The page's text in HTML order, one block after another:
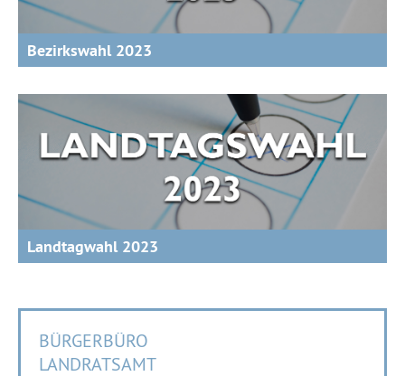
Bezirkswahl 2023
Landtagwahl 2023
BÜRGERBÜRO
LANDRATSAMT